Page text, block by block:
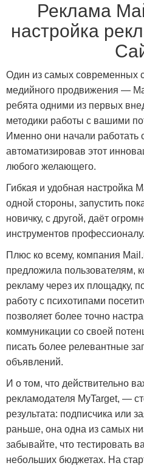
Реклама
настройка
Один из самых современных
медийного продвижения —
ребята одними из первых
методики работы с вашими
Именно они начали работать
автоматизировав этот
любого желающего.
Гибкая и удобная настройка
одной стороны, запустить
новичку, с другой, даёт
инструментов профессионалу.
Плюс ко всему, компания
предложила пользователям,
рекламу через их площадку,
работу с психотипами
позволяет более точно
коммуникации со своей
писать более релевантные
объявлений.
И о том, что действительно
рекламодателя MyTarget, —
результата: подписчика или
раньше, она одна из самых
забывайте, что тестировать
небольших бюджетах. На